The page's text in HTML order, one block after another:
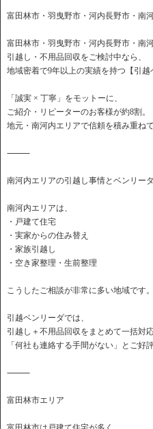
富田林市・羽曳野市・河内長野市・南
富田林市・羽曳野市・河内長野市・南
引越し・不用品回収をご検討中なら、
地域密着で9年以上の実績を持つ【引越
「誠実 × 丁寧」をモットーに、
ご紹介・リピーターのお客様が約8割。
地元・南河内エリアで信頼を積み重ね
⸻
南河内エリアの引越し事情とベンリー
南河内エリアは、
・戸建て住宅
・実家からの住み替え
・家族引越し
・空き家整理・生前整理
こうしたご相談が非常に多い地域です。
引越ベンリーダでは、
引越し＋不用品回収をまとめて一括対
「何社も連絡する手間がない」とご好
⸻
富田林市エリア